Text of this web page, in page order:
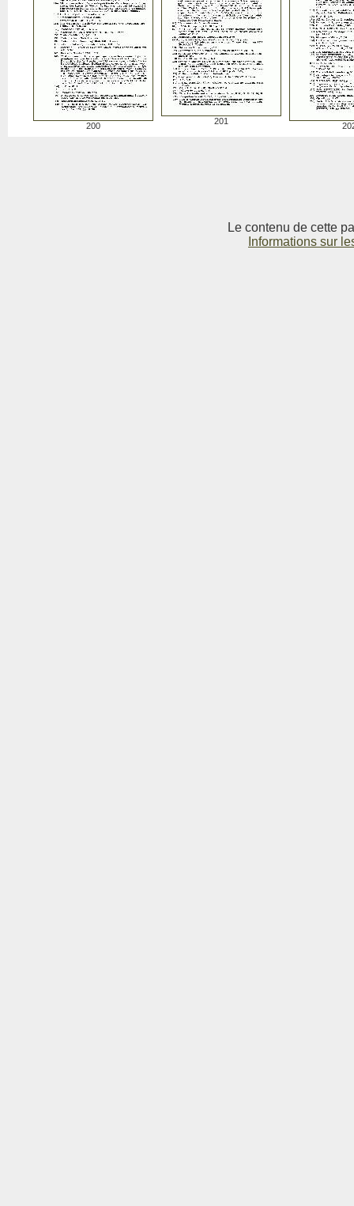
200 201
Le contenu de cette
Informations sur